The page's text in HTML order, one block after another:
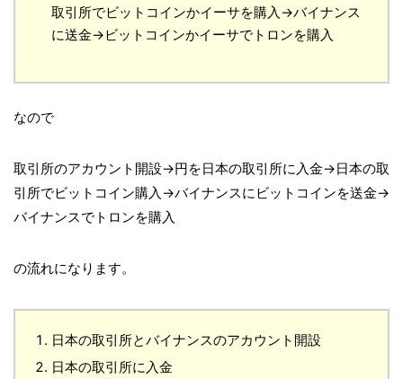
取引所でビットコインかイーサを購入→バイナンス
に送金→ビットコインかイーサでトロンを購入
なので
取引所のアカウント開設→円を日本の取引所に入金→日本の取
引所でビットコイン購入→バイナンスにビットコインを送金→
バイナンスでトロンを購入
の流れになります。
日本の取引所とバイナンスのアカウント開設
日本の取引所に入金